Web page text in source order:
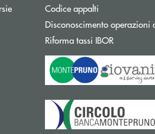
una nuova finestra
Codice appalti
Disconoscimento operazioni
Riforma tassi IBORApre una